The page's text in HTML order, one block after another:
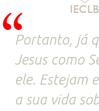
Portanto, já
Jesus como
ele. Estejam
a sua vida